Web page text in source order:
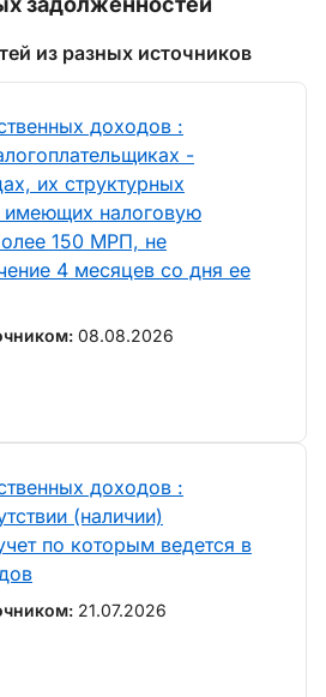
из разных источников
доходов :
-
их структурных
имеющих налоговую
150 МРП, не
4 месяцев со дня ее
08.08.2026
доходов :
(наличии)
по которым ведется в
21.07.2026